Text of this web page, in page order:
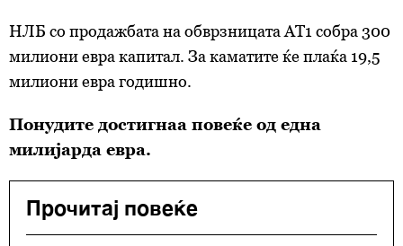
НЛБ со продажбата на обврзницата АТ1 собра 300
милиони евра капитал. За каматите ќе плаќа 19,5
милиони евра годишно.
Понудите достигнаа повеќе од една
милијарда евра.
Прочитај повеќе